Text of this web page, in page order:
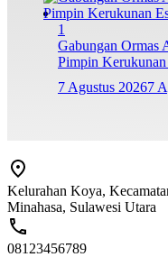
1
Gabungan Ormas
Pimpin
7 Agustus 20267
Kelurahan Koya,
Minahasa, Sulawesi Utara
08123456789